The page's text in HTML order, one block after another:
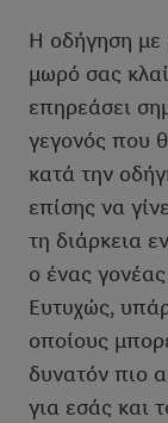
Η οδήγηση με
μωρό σας
επηρεάσει
γεγονός που
κατά την
επίσης να
τη διάρκεια
ο ένας
Ευτυχώς,
οποίους
δυνατόν πιο
για εσάς και